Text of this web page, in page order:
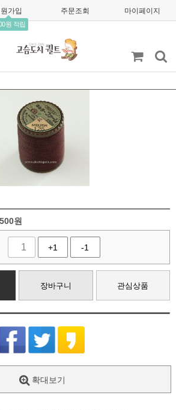
가입
원 적립
주문조회 마이페이지
원
+1 -1
장바구니 관심상품
확대보기